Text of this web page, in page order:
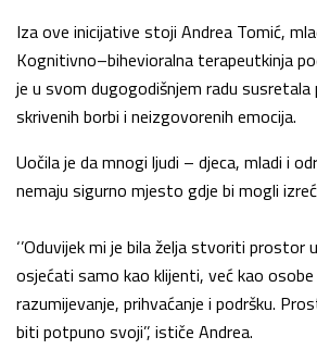
Iza ove inicijative stoji Andrea Tomić,
Kognitivno–bihevioralna terapeutkinja
je u svom dugogodišnjem radu susretala
skrivenih borbi i neizgovorenih emocija.
Uočila je da mnogi ljudi – djeca, mladi i
nemaju sigurno mjesto gdje bi mogli
‘’Oduvijek mi je bila želja stvoriti prostor
osjećati samo kao klijenti, već kao
razumijevanje, prihvaćanje i podršku.
biti potpuno svoji’’, ističe Andrea.